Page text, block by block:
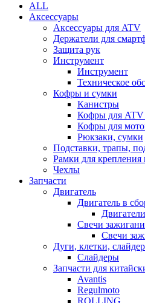
ALL
Аксессуары
Аксессуары для ATV
Держатели для
Защита рук
Инструмент
Инструмент
Техническое
Кофры и сумки
Канистры
Кофры для ATV
Кофры для
Рюкзаки, сумки
Подставки, трапы,
Рамки для крепления
Чехлы
Запчасти
Двигатель
Двигатель в
Свечи
Свечи
Дуги, клетки,
Слайдеры
Запчасти для
Avantis
Regulmoto
ROLLING